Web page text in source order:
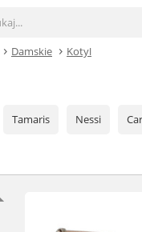
Damskie Kotyl
Tamaris Nessi